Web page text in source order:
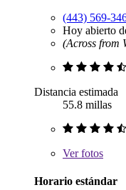
(443) 569-
Hoy abierto
(Across from
Distancia estimada
55.8 millas
Verfotos
Horario estándar